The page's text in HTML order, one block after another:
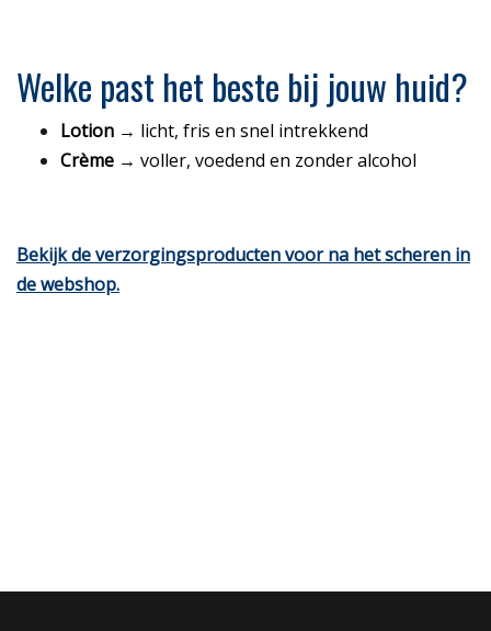
Welke past het beste bij jouw huid?
Lotion → licht, fris en snel intrekkend
Crème → voller, voedend en zonder alcohol
Bekijk de verzorgingsproducten voor na het scheren in
de webshop.